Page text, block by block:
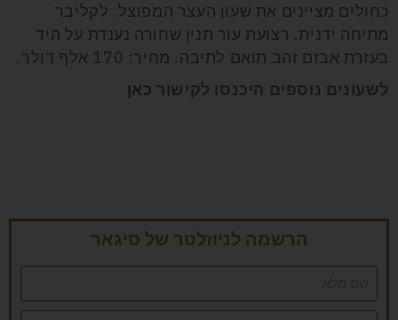
כחולים מציינים את שעון העצר המפוצל. לקליבר
מתיחה ידנית. רצועת עור תנין שחורה נענדת על היד
בעזרת אבזם זהב תואם לתיבה. מחיר: 170 אלף דולר.
לשעונים נוספים היכנסו לקישור כאן
הרשמה לניוזלטר של סיגאר